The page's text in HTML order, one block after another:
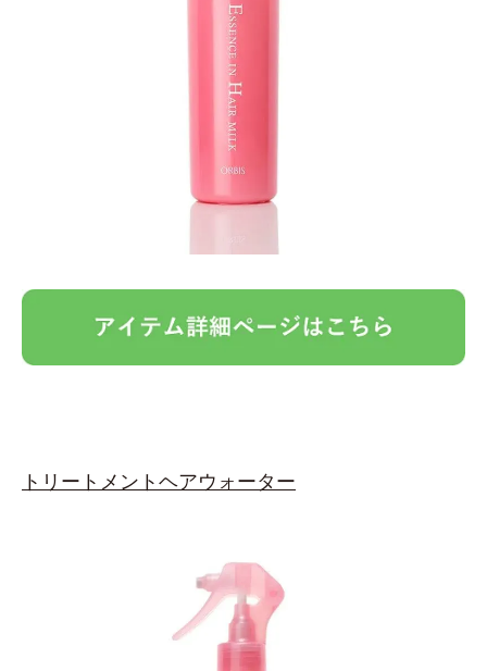
トリートメントヘアウォーター